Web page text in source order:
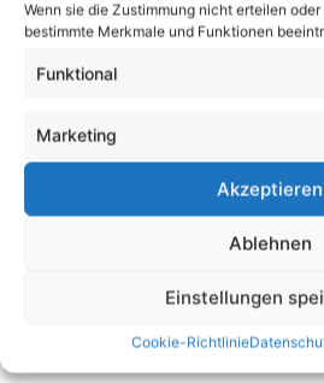
Wenn sie die Zustimmung nicht erteilen
bestimmte Merkmale und Funktionen
Funktional
Marketing
Akzeptieren
Ablehnen
Einstellungen
Cookie-Richtlinie
Unternehmen zahlreiche
Kosteneinsparungen,
Zeiteffizienz, Einhaltung von
einem renommierten
Unternehmen die Sicherheit
Produkte gewährleisten und
andere Kernaktivitäten
Auslagerung elektrischer
Wahl für Unternehmen, die ihre
aufrechterhalten möchten.